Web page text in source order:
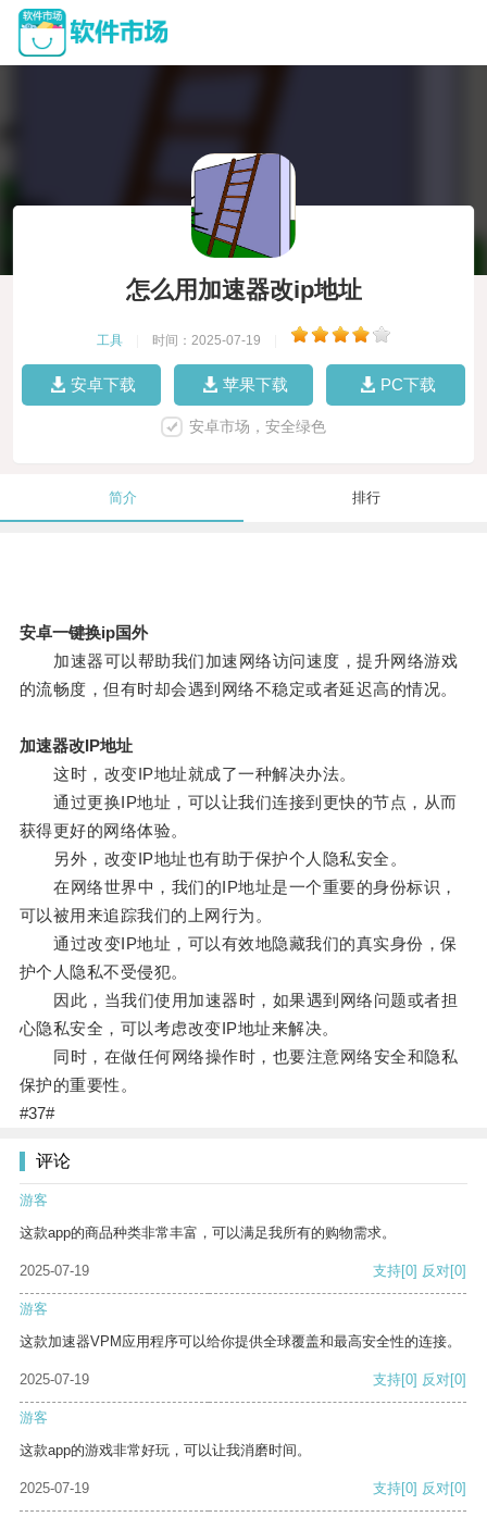
怎么用加速器改ip地址
工具 时间：2025-07-19
安卓下载 苹果下载 PC下载
安卓市场，安全绿色
简介 排行
安卓一键换ip国外
加速器可以帮助我们加速网络访问速度，提升网络游戏
的流畅度，但有时却会遇到网络不稳定或者延迟高的情况。
加速器改IP地址
这时，改变IP地址就成了一种解决办法。
通过更换IP地址，可以让我们连接到更快的节点，从而
获得更好的网络体验。
另外，改变IP地址也有助于保护个人隐私安全。
在网络世界中，我们的IP地址是一个重要的身份标识，
可以被用来追踪我们的上网行为。
通过改变IP地址，可以有效地隐藏我们的真实身份，保
护个人隐私不受侵犯。
因此，当我们使用加速器时，如果遇到网络问题或者担
心隐私安全，可以考虑改变IP地址来解决。
同时，在做任何网络操作时，也要注意网络安全和隐私
保护的重要性。
#37#
评论
游客
这款app的商品种类非常丰富，可以满足我所有的购物需求。
2025-07-19 支持[0] 反对[0]
游客
这款加速器VPM应用程序可以给你提供全球覆盖和最高安全性的连接。
2025-07-19 支持[0] 反对[0]
游客
这款app的游戏非常好玩，可以让我消磨时间。
2025-07-19 支持[0] 反对[0]